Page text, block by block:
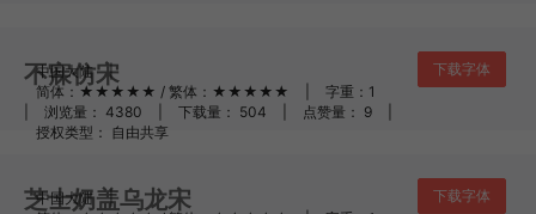
不寐仿宋
中国大陆
|
简体：★★★★★ / 繁体：★★★★★
字重：1
浏览量： 4380 下载量： 504 点赞量： 9
授权类型： 自由共享
下载字体
芝士奶盖乌龙宋
中国大陆
|
下载字体